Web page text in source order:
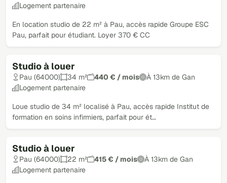
Logement partenaire
En location studio de 22 m² à Pau, accès rapide Groupe ESC
Pau, parfait pour étudiant. Loyer 370 € CC
Studio à louer
Pau (64000) 34 m² 440 € / mois
À 13km de Gan
Logement partenaire
Loue studio de 34 m² localisé à Pau, accès rapide Institut de
formation en soins infirmiers, parfait pour ét…
Studio à louer
Pau (64000) 22 m² 415 € / mois
À 13km de Gan
Logement partenaire